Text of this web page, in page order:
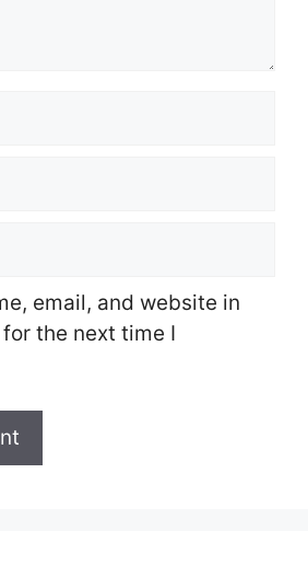
email, and website in
the next time I